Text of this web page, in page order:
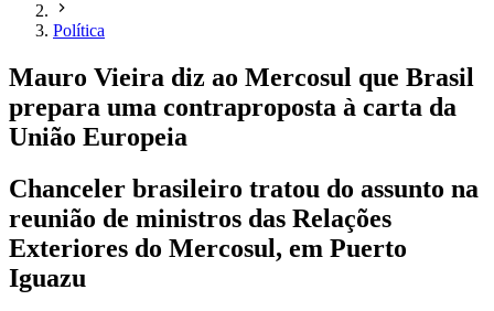
Política
Mauro Vieira diz ao Mercosul que Brasil
prepara uma contraproposta à carta da
União Europeia
Chanceler brasileiro tratou do assunto na
reunião de ministros das Relações
Exteriores do Mercosul, em Puerto
Iguazu